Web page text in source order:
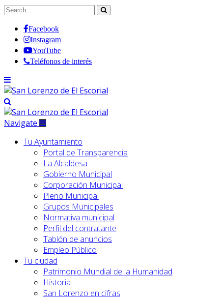
Facebook
Instagram
YouTube
Teléfonos de interés
Navigate
Tu Ayuntamiento
Portal de Transparencia
La Alcaldesa
Gobierno Municipal
Corporación Municipal
Pleno Municipal
Grupos Municipales
Normativa municipal
Perfil del contratante
Tablón de anuncios
Empleo Público
Tu ciudad
Patrimonio Mundial de la Humanidad
Historia
San Lorenzo en cifras